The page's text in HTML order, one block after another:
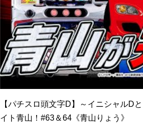
【パチスロ頭文字D】～イニシャルD
イト青山！#63＆64《青山りょう》